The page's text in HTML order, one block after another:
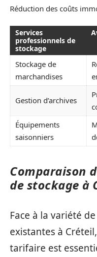
Réduction des coûts
Services
professionnels de
stockage
Stockage de
marchandises
Gestion d’archives
Équipements
saisonniers
Comparaison
de stockage à
Face à la variété de
existantes à
tarifaire est